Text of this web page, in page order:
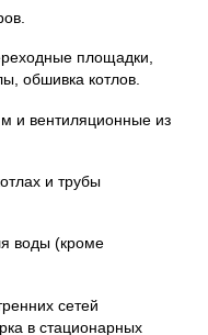
площадки,
обшивка котлов.
и вентиляционные из
и трубы
воды (кроме
сетей
в стационарных